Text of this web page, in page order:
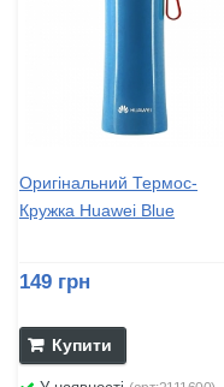
Оригінальний Термос-
Кружка Huawei Blue
149 грн
Купити